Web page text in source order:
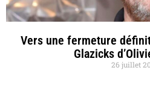
Vers une fermeture
Glazicks
26 juillet